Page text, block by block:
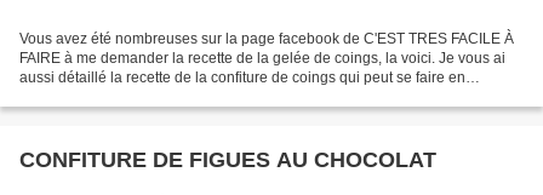
Vous avez été nombreuses sur la page facebook de C'EST TRES FACILE À
FAIRE à me demander la recette de la gelée de coings, la voici. Je vous ai
aussi détaillé la recette de la confiture de coings qui peut se faire en
CONFITURE DE FIGUES AU CHOCOLAT